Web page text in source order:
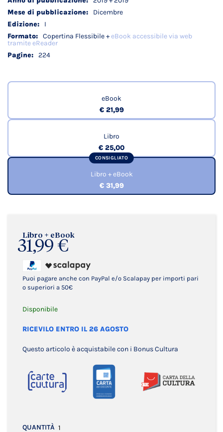
Libro + eBook
31,99 €
Puoi pagare anche con PayPal e/o Scalapay per importi pari
o superiori a 50€
Disponibile
RICEVILO ENTRO IL 26 AGOSTO
Questo articolo è acquistabile con i Bonus Cultura
QUANTITÀ
Dicembre
I
Copertina Flessibile +eBook accessibile via web
tramite eReader
224
eBook
€ 21,99
Libro
€ 25,00
CONSIGLIATO
Libro + eBook
€ 31,99